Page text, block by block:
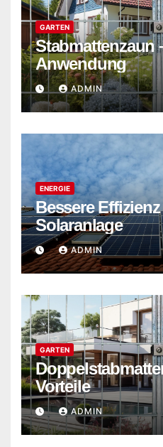
GARTEN
Stabmattenzaun
Anwendung
ADMIN
ENERGIE
Bessere
Solaranlage
ADMIN
GARTEN
Vorteile
ADMIN